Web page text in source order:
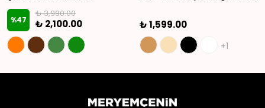
%47
₺ 3,990.00
₺ 2,100.00 ₺ 1,599.00
+1